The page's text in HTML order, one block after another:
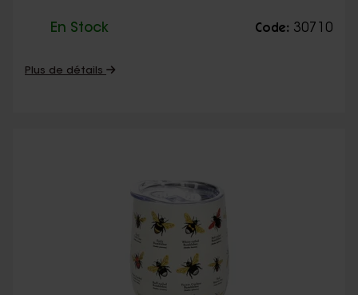
En Stock Code: 30710
Plus de détails